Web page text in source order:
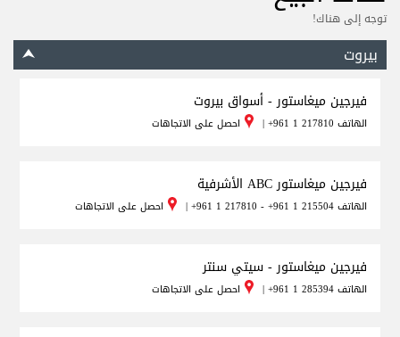
توجه إلى هناك!
بيروت
فيرجين ميغاستور - أسواق بيروت
الهاتف +961 1 217810
| احصل على الاتجاهات
فيرجين ميغاستور ABC الأشرفية
الهاتف+961 1 217810 - +961 1 215504
| احصل على الاتجاهات
فيرجين ميغاستور - سيتي سنتر
الهاتف+961 1 285394
| احصل على الاتجاهات